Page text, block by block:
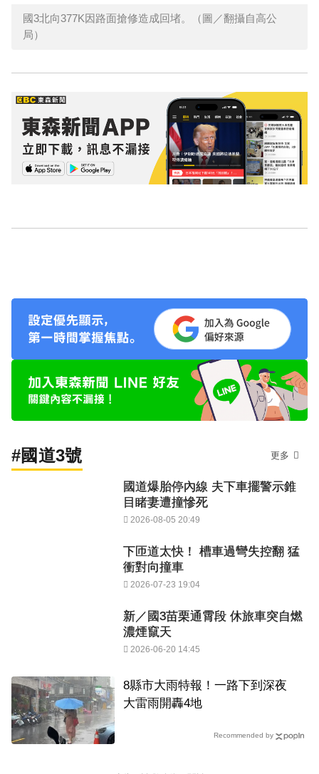
國3北向377K因路面搶修造成回堵。（圖／翻攝自高公
局）
#國道3號 更多
國道爆胎停內線 夫下車擺警示錐
目睹妻遭撞慘死
2026-08-05 20:49
下匝道太快！ 槽車過彎失控翻 猛
衝對向撞車
2026-07-23 19:04
新／國3苗栗通霄段 休旅車突自燃
濃煙竄天
2026-06-20 14:45
8縣市大雨特報！一路下到深夜
大雷雨開轟4地
Recommended by